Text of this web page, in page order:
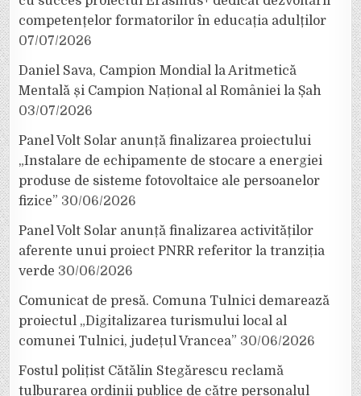
competențelor formatorilor în educația adulților
07/07/2026
Daniel Sava, Campion Mondial la Aritmetică
Mentală și Campion Național al României la Șah
03/07/2026
Panel Volt Solar anunță finalizarea proiectului
„Instalare de echipamente de stocare a energiei
produse de sisteme fotovoltaice ale persoanelor
fizice” 30/06/2026
Panel Volt Solar anunță finalizarea activităților
aferente unui proiect PNRR referitor la tranziția
verde 30/06/2026
Comunicat de presă. Comuna Tulnici demarează
proiectul „Digitalizarea turismului local al
comunei Tulnici, județul Vrancea” 30/06/2026
Fostul polițist Cătălin Stegărescu reclamă
tulburarea ordinii publice de către personalul